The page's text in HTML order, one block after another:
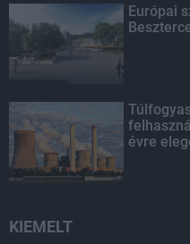
Európai
évre
KIEMELT